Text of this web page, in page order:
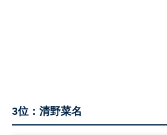
3位：清野菜名